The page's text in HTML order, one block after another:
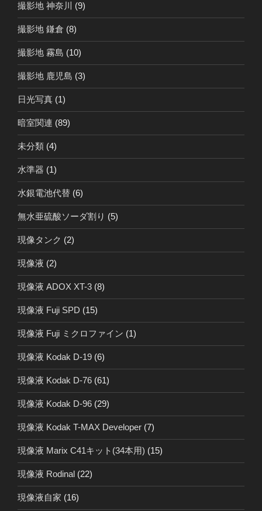
撮影地 神奈川 (9)
撮影地 鎌倉 (8)
撮影地 霧島 (10)
撮影地 鹿児島 (3)
日光写真 (1)
暗室関連 (89)
未分類 (4)
水準器 (1)
水銀電池代替 (6)
無水亜硫酸ソーダ割り (5)
現像タンク (2)
現像液 (2)
現像液 ADOX XT-3 (8)
現像液 Fuji SPD (15)
現像液 Fuji ミクロファイン (1)
現像液 Kodak D-19 (6)
現像液 Kodak D-76 (61)
現像液 Kodak D-96 (29)
現像液 Kodak T-MAX Developer (7)
現像液 Marix C41キット(34本用) (15)
現像液 Rodinal (22)
現像液自家 (16)